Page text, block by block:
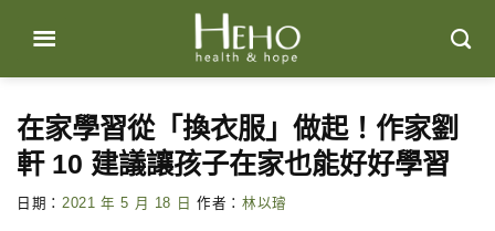
content
在家學習從「換衣服」做起！作家劉
軒 10 建議讓孩子在家也能好好學習
日期： 2021 年 5 月 18 日 作者： 林以璿